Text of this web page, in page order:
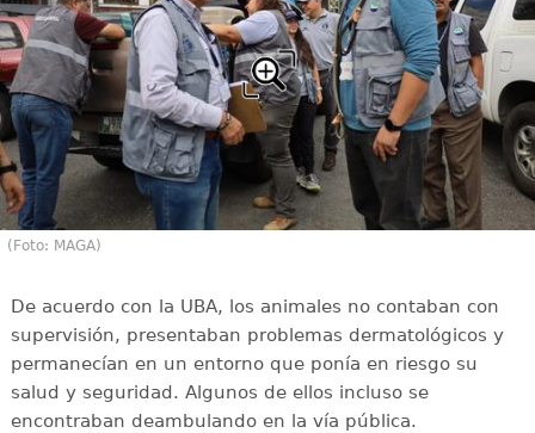
(Foto: MAGA)
De acuerdo con la UBA, los animales no contaban con
supervisión, presentaban problemas dermatológicos y
permanecían en un entorno que ponía en riesgo su
salud y seguridad. Algunos de ellos incluso se
encontraban deambulando en la vía pública.